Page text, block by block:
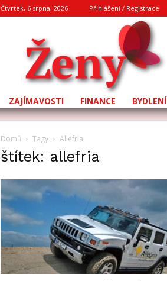
Čtvrtek, 6 srpna, 2026 Přihlášení / Registrace
ZAJÍMAVOSTI FINANCE BYDLENÍ
Domů Tagy Allefria
štítek: allefria